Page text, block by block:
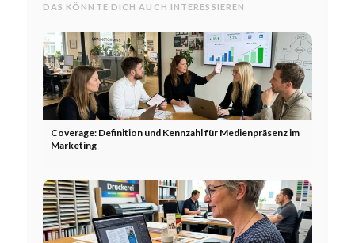
DAS KÖNNTE DICH AUCH INTERESSIEREN
Coverage: Definition und Kennzahl für Medienpräsenz im
Marketing